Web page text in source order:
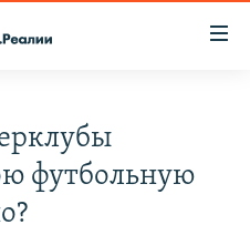
футбольную